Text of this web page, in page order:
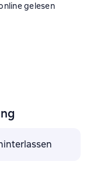
gelesen